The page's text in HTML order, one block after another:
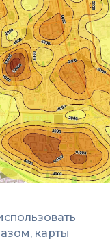
карты